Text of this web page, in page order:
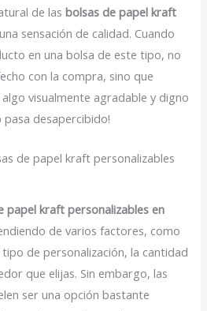
de lasbolsas de papel kraft
sensación de calidad. Cuando
en una bolsa de este tipo, no
con la compra, sino que
visualmente agradable y digno
pasa desapercibido!
de papel kraft personalizables
papel kraft personalizables en
de varios factores, como
de personalización, la cantidad
que elijas. Sin embargo, las
ser una opción bastante